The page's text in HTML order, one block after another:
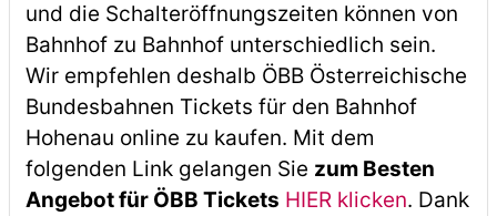
und die Schalteröffnungszeiten können von
Bahnhof zu Bahnhof unterschiedlich sein.
Wir empfehlen deshalb ÖBB Österreichische
Bundesbahnen Tickets für den Bahnhof
Hohenau online zu kaufen. Mit dem
folgenden Link gelangen Sie zum Besten
Angebot für ÖBB Tickets HIER klicken. Dank